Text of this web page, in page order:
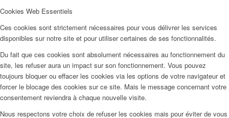
Cookies Web Essentiels
Ces cookies sont strictement nécessaires pour vous délivrer les services
disponibles sur notre site et pour utiliser certaines de ses fonctionnalités.
Du fait que ces cookies sont absolument nécessaires au fonctionnement du
site, les refuser aura un impact sur son fonctionnement. Vous pouvez
toujours bloquer ou effacer les cookies via les options de votre navigateur et
forcer le blocage des cookies sur ce site. Mais le message concernant votre
consentement reviendra à chaque nouvelle visite.
Nous respectons votre choix de refuser les cookies mais pour éviter de vous